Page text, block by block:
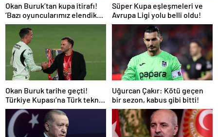
Okan Buruk’tan kupa itirafı!
‘Bazı oyuncularımız elendik
diye düşündü’
Süper Kupa eşleşmeleri ve
Avrupa Ligi yolu belli oldu!
Okan Buruk tarihe geçti!
Türkiye Kupası’na Türk teknik
adam damgası
Uğurcan Çakır: Kötü geçen
bir sezon, kabus gibi bitti!